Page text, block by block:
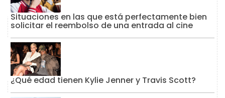
Situaciones en las que está perfectamente bien
solicitar el reembolso de una entrada al cine
¿Qué edad tienen Kylie Jenner y Travis Scott?